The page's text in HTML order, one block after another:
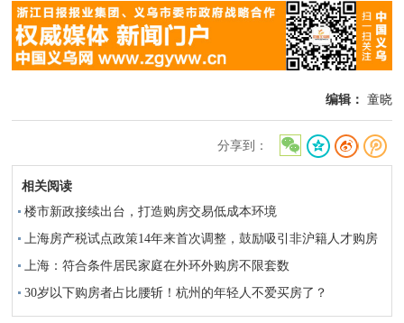
编辑： 童晓
分享到：
相关阅读
楼市新政接续出台，打造购房交易低成本环境
上海房产税试点政策14年来首次调整，鼓励吸引非沪籍人才购房
上海：符合条件居民家庭在外环外购房不限套数
30岁以下购房者占比腰斩！杭州的年轻人不爱买房了？